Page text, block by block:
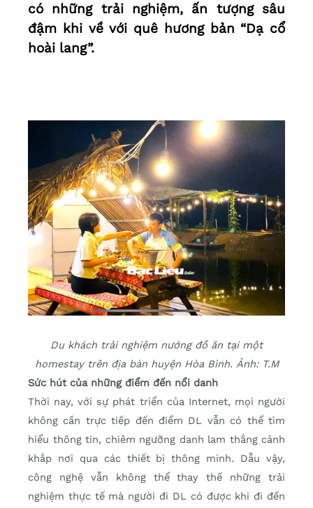
có những trải nghiệm, ấn tượng sâu
đậm khi về với quê hương bản “Dạ cổ
hoài lang”.
Du khách trải nghiệm nướng đồ ăn tại một
homestay trên địa bàn huyện Hòa Bình. Ảnh: T.M
Sức hút của những điểm đến nổi danh
Thời nay, với sự phát triển của Internet, mọi người
không cần trực tiếp đến điểm DL vẫn có thể tìm
hiểu thông tin, chiêm ngưỡng danh lam thắng cảnh
khắp nơi qua các thiết bị thông minh. Dẫu vậy,
công nghệ vẫn không thể thay thế những trải
nghiệm thực tế mà người đi DL có được khi đi đến